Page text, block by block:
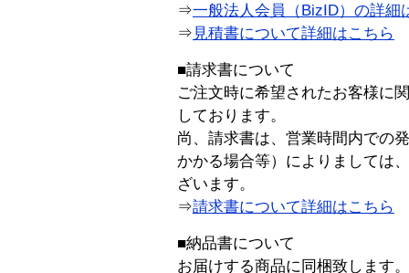
⇒一般法人会員（BizID）の詳細
⇒ 見積書について詳細はこちら
■請求書について
ご注文時に希望されたお客様に
しております。
尚、請求書は、営業時間内での
かかる場合等）によりましては
ざいます。
⇒請求書について詳細はこちら
■納品書について
お届けする商品に同梱致します。